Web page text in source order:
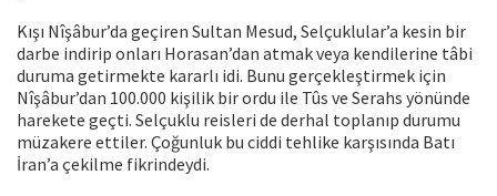
Kışı Nîşâbur’da geçiren Sultan Mesud, Selçuklular’a kesin bir
darbe indirip onları Horasan’dan atmak veya kendilerine tâbi
duruma getirmekte kararlı idi. Bunu gerçekleştirmek için
Nîşâbur’dan 100.000 kişilik bir ordu ile Tûs ve Serahs yönünde
harekete geçti. Selçuklu reisleri de derhal toplanıp durumu
müzakere ettiler. Çoğunluk bu ciddi tehlike karşısında Batı
İran’a çekilme fikrindeydi.